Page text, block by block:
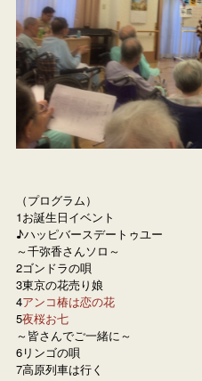
（プログラム）
1お誕生日イベント
♪ハッピバースデートゥユー
～千弥香さんソロ～
2ゴンドラの唄
3東京の花売り娘
4アンコ椿は恋の花
5夜桜お七
～皆さんでご一緒に～
6リンゴの唄
7高原列車は行く